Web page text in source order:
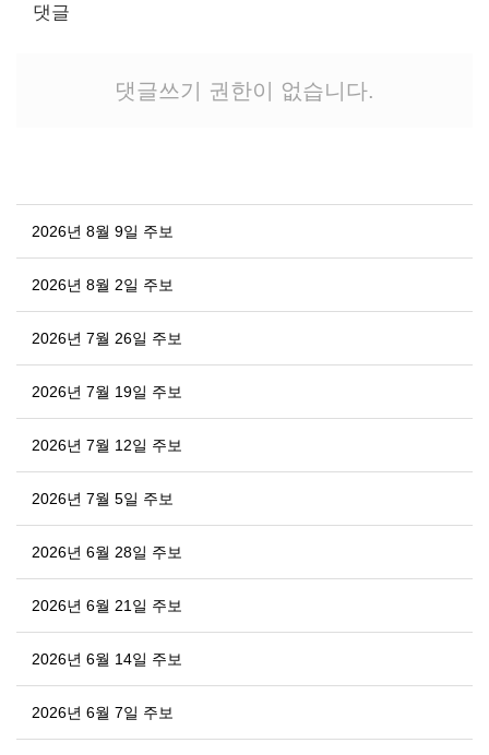
댓글
댓글쓰기 권한이 없습니다.
2026년 8월 9일 주보
2026년 8월 2일 주보
2026년 7월 26일 주보
2026년 7월 19일 주보
2026년 7월 12일 주보
2026년 7월 5일 주보
2026년 6월 28일 주보
2026년 6월 21일 주보
2026년 6월 14일 주보
2026년 6월 7일 주보